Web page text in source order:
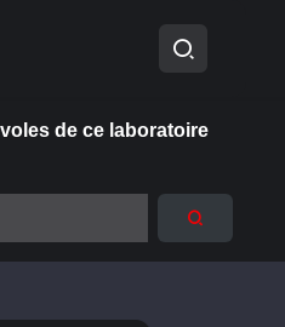
de ce laboratoire